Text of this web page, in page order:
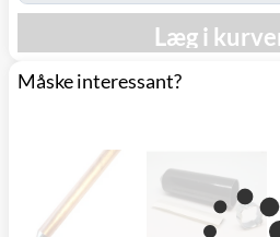
Click&Collect i
(9230)
0,00 kr.
- fredag
Læg i
Måske interessant?